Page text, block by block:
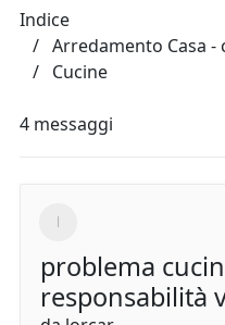
Indice
Arredamento Casa
Cucine
4 messaggi
problema
responsabilità